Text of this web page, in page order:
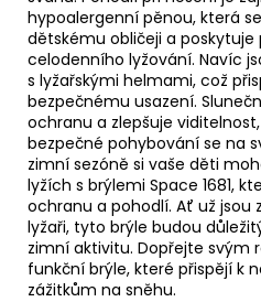
hypoalergenní pěnou, která
dětskému obličeji a
celodenního lyžování. Navíc
s lyžařskými helmami, což
bezpečnému usazení.
ochranu a zlepšuje
bezpečné pohybování se na
zimní sezóně si vaše děti
lyžích s brýlemi Space 1681,
ochranu a pohodlí. Ať už jsou
lyžaři, tyto brýle budou
zimní aktivitu. Dopřejte svým
funkční brýle, které přispějí k
zážitkům na sněhu.